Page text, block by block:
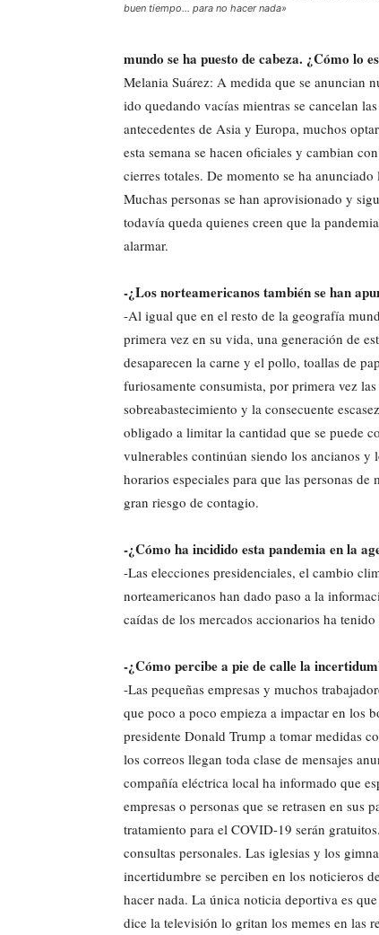
buen tiempo… para no hacer nada»
mundo se ha puesto de cabeza. ¿Cómo lo
Melania Suárez: A medida que se anuncian
ido quedando vacías mientras se cancelan
antecedentes de Asia y Europa, muchos
esta semana se hacen oficiales y cambian
cierres totales. De momento se ha
Muchas personas se han aprovisionado y
todavía queda quienes creen que la
alarmar.
-¿Los norteamericanos también se han
-Al igual que en el resto de la geografía
primera vez en su vida, una generación de
desaparecen la carne y el pollo, toallas de
furiosamente consumista, por primera vez
sobreabastecimiento y la consecuente
obligado a limitar la cantidad que se puede
vulnerables continúan siendo los ancianos y
horarios especiales para que las personas
gran riesgo de contagio.
-¿Cómo ha incidido esta pandemia en la
-Las elecciones presidenciales, el cambio
norteamericanos han dado paso a la
caídas de los mercados accionarios ha
-¿Cómo percibe a pie de calle la
-Las pequeñas empresas y muchos
que poco a poco empieza a impactar en los
presidente Donald Trump a tomar medidas
los correos llegan toda clase de mensajes
compañía eléctrica local ha informado que
empresas o personas que se retrasen en
tratamiento para el COVID-19 serán
consultas personales. Las iglesias y los
incertidumbre se perciben en los noticieros
hacer nada. La única noticia deportiva es
dice la televisión lo gritan los memes en las